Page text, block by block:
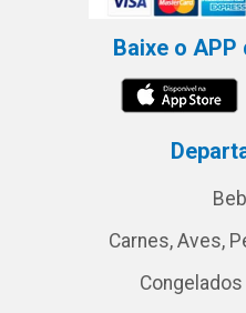
Baixe o
Carnes, Aves,